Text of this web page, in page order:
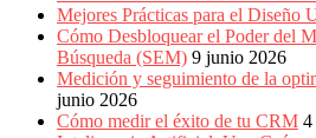
Mejores Prácticas para el Diseño
Cómo Desbloquear el Poder del
Búsqueda (SEM) 9 junio 2026
Medición y seguimiento de la
junio 2026
Cómo medir el éxito de tu CRM 4